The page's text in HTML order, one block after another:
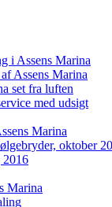
i Assens Marina
Assens Marina
set fra luften
med udsigt
Marina
oktober
2016
Marina